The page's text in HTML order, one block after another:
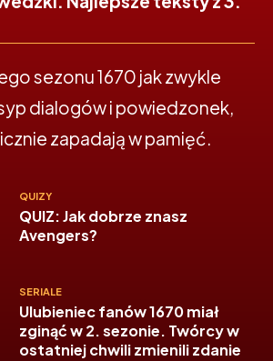
sezonu 1670 jak zwykle
dialogów i powiedzonek,
zapadają w pamięć.
QUIZY
QUIZ: Jak dobrze znasz
Avengers?
SERIALE
Ulubieniec fanów 1670 miał
zginąć w 2. sezonie. Twórcy w
ostatniej chwili zmienili zdanie